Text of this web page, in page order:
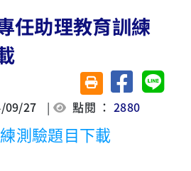
任助理教育訓練
友善列印(另開視窗)
分享至臉書分享
09/27 | 點閱 ：2880
測驗題目下載